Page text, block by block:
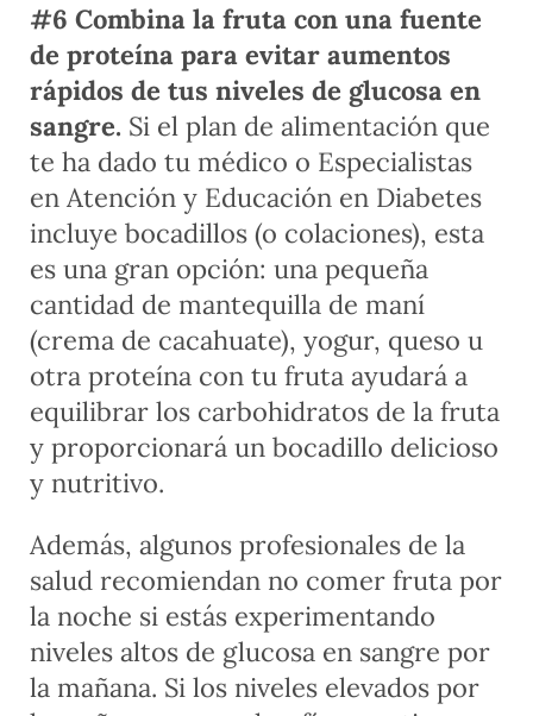
#6 Combina la fruta con una fuente
de proteína para evitar aumentos
rápidos de tus niveles de glucosa en
sangre. Si el plan de alimentación que
te ha dado tu médico o Especialistas
en Atención y Educación en Diabetes
incluye bocadillos (o colaciones), esta
es una gran opción: una pequeña
cantidad de mantequilla de maní
(crema de cacahuate), yogur, queso u
otra proteína con tu fruta ayudará a
equilibrar los carbohidratos de la fruta
y proporcionará un bocadillo delicioso
y nutritivo.
Además, algunos profesionales de la
salud recomiendan no comer fruta por
la noche si estás experimentando
niveles altos de glucosa en sangre por
la mañana. Si los niveles elevados por